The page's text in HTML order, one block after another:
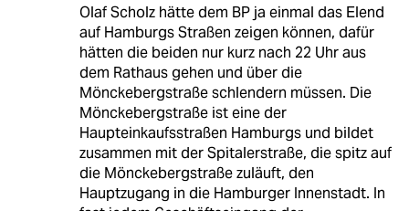
Olaf Scholz hätte dem BP ja einmal das Elend
auf Hamburgs Straßen zeigen können, dafür
hätten die beiden nur kurz nach 22 Uhr aus
dem Rathaus gehen und über die
Mönckebergstraße schlendern müssen. Die
Mönckebergstraße ist eine der
Haupteinkaufsstraßen Hamburgs und bildet
zusammen mit der Spitalerstraße, die spitz auf
die Mönckebergstraße zuläuft, den
Hauptzugang in die Hamburger Innenstadt. In